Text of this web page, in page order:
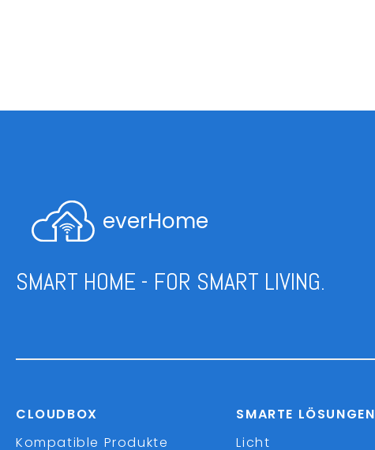
everHome
SMART HOME - FOR SMART LIVING.
CLOUDBOX
Kompatible Produkte
SMARTE LÖSUNGEN
Licht